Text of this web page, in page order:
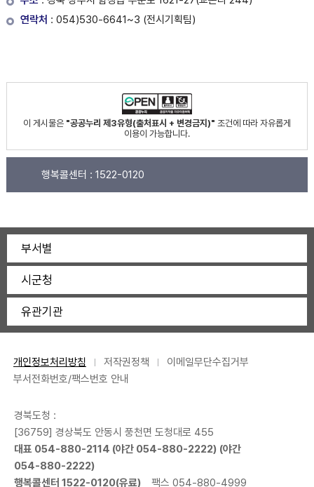
연락처 : 054)530-6641~3 (전시기획팀)
이 게시물은 "공공누리 제3유형(출처표시 + 변경금지)" 조건에 따라 자유롭게
이용이 가능합니다.
행복콜센터 : 1522-0120
부서별
시군청
유관기관
개인정보처리방침 저작권정책
이메일무단수집거부
부서전화번호/팩스번호 안내
경북도청 :
[36759] 경상북도 안동시 풍천면 도청대로 455
대표 054-880-2114 (야간 054-880-2222) (야간
054-880-2222)
행복콜센터 1522-0120(유료) 팩스 054-880-4999